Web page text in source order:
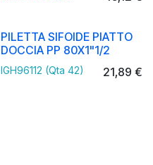
PILETTA SIFOIDE PIATTO
DOCCIA PP 80X1"1/2
IGH96112 (Qta 42) 21,89 €